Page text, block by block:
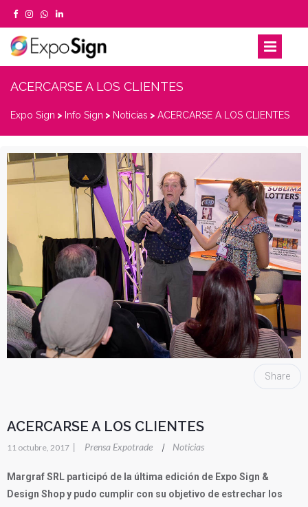
ACERCARSE A LOS CLIENTES
Expo Sign > Info Sign > Noticias > ACERCARSE A LOS CLIENTES
Share
ACERCARSE A LOS CLIENTES
11 octubre, 2017 | Prensa Expotrade | Noticias
Margraf SRL participó de la última edición de Expo Sign &
Design Shop y pudo cumplir con su objetivo de estrechar los